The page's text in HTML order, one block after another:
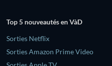
Top 5 nouveautés en VàD
Sorties Netflix
Sorties Amazon Prime Video